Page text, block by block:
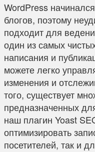
WordPress
блогов, поэтому
подходит для
один из самых
написания и
можете легко
изменения и
того, существует
предназначенных
наш плагин Yoast
оптимизировать
посетителей, так и